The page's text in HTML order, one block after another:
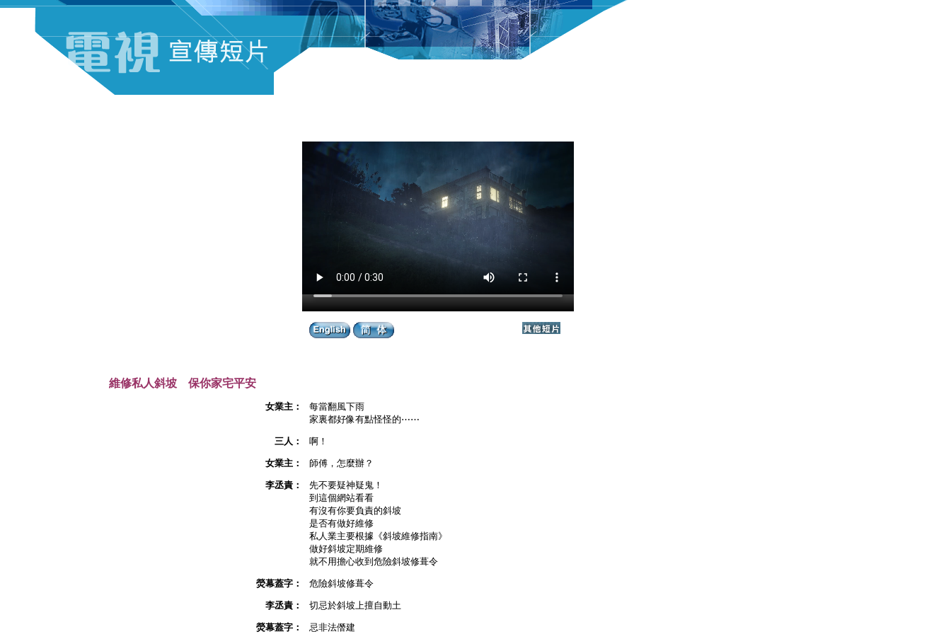
維修私人斜坡 保你家宅平安
女業主：
每當翻風下雨
家裏都好像有點怪怪的⋯⋯
三人： 啊！
女業主： 師傅，怎麼辦？
李丞責：
先不要疑神疑鬼！
到這個網站看看
有沒有你要負責的斜坡
是否有做好維修
私人業主要根據《斜坡維修指南》
做好斜坡定期維修
就不用擔心收到危險斜坡修葺令
熒幕蓋字： 危險斜坡修葺令
李丞責： 切忌於斜坡上擅自動土
熒幕蓋字： 忌非法僭建